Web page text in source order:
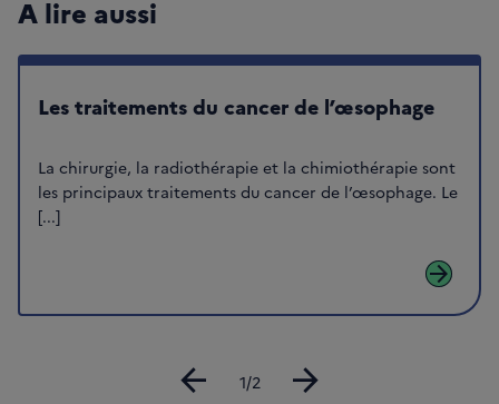
A lire aussi
Les traitements du cancer de l’œsophage
La chirurgie, la radiothérapie et la chimiothérapie sont
les principaux traitements du cancer de l’œsophage. Le
[...]
arrow_forward
arrow_back arrow_forward
Diapositive
1/2